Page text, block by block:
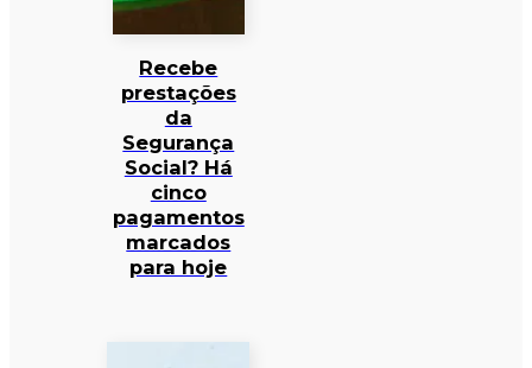
Recebe
prestações
da
Segurança
Social? Há
cinco
pagamentos
marcados
para hoje